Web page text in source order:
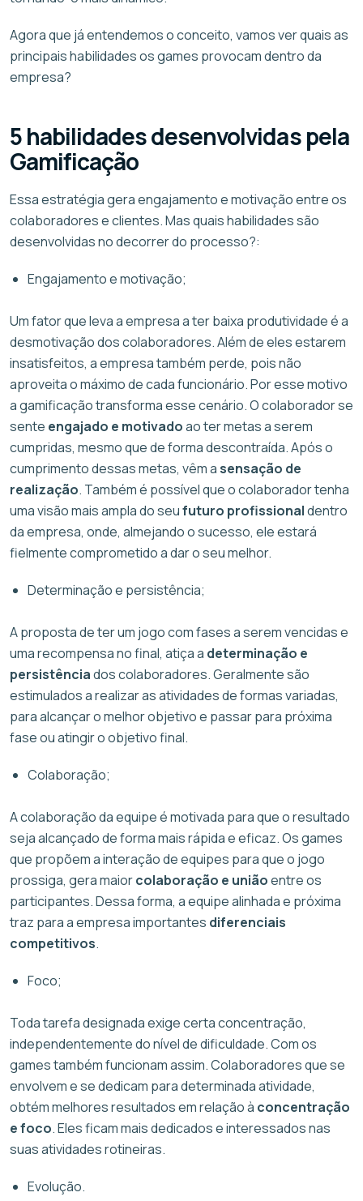
Agora que já entendemos o conceito, vamos ver quais as
principais habilidades os games provocam dentro da
empresa?
5 habilidades desenvolvidas pela
Gamificação
Essa estratégia gera engajamento e motivação entre os
colaboradores e clientes. Mas quais habilidades são
desenvolvidas no decorrer do processo?:
Engajamento e motivação;
Um fator que leva a empresa a ter baixa produtividade é a
desmotivação dos colaboradores. Além de eles estarem
insatisfeitos, a empresa também perde, pois não
aproveita o máximo de cada funcionário. Por esse motivo
a gamificação transforma esse cenário. O colaborador se
sente engajado e motivadoao ter metas a serem
cumpridas, mesmo que de forma descontraída. Após o
cumprimento dessas metas, vêm asensação de
realização. Também é possível que o colaborador tenha
uma visão mais ampla do seufuturo profissionaldentro
da empresa, onde, almejando o sucesso, ele estará
fielmente comprometido a dar o seu melhor.
Determinação e persistência;
A proposta de ter um jogo com fases a serem vencidas e
uma recompensa no final, atiça a determinação e
persistênciados colaboradores. Geralmente são
estimulados a realizar as atividades de formas variadas,
para alcançar o melhor objetivo e passar para próxima
fase ou atingir o objetivo final.
Colaboração;
A colaboração da equipe é motivada para que o resultado
seja alcançado de forma mais rápida e eficaz. Os games
que propõem a interação de equipes para que o jogo
prossiga, gera maiorcolaboração e uniãoentre os
participantes. Dessa forma, a equipe alinhada e próxima
traz para a empresa importantes diferenciais
competitivos.
Foco;
Toda tarefa designada exige certa concentração,
independentemente do nível de dificuldade. Com os
games também funcionam assim. Colaboradores que se
envolvem e se dedicam para determinada atividade,
obtém melhores resultados em relação à concentração
e foco. Eles ficam mais dedicados e interessados nas
suas atividades rotineiras.
Evolução.